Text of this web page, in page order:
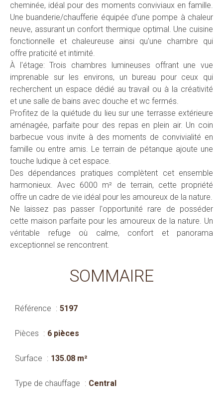
cheminée, idéal pour des moments conviviaux en famille.
Une buanderie/chaufferie équipée d'une pompe à chaleur
neuve, assurant un confort thermique optimal. Une cuisine
fonctionnelle et chaleureuse ainsi qu'une chambre qui
offre praticité et intimité.
À l'étage: Trois chambres lumineuses offrant une vue
imprenable sur les environs, un bureau pour ceux qui
recherchent un espace dédié au travail ou à la créativité
et une salle de bains avec douche et wc fermés.
Profitez de la quiétude du lieu sur une terrasse extérieure
aménagée, parfaite pour des repas en plein air. Un coin
barbecue vous invite à des moments de convivialité en
famille ou entre amis. Le terrain de pétanque ajoute une
touche ludique à cet espace.
Des dépendances pratiques complètent cet ensemble
harmonieux. Avec 6000 m² de terrain, cette propriété
offre un cadre de vie idéal pour les amoureux de la nature.
Ne laissez pas passer l'opportunité rare de posséder
cette maison parfaite pour les amoureux de la nature. Un
véritable refuge où calme, confort et panorama
exceptionnel se rencontrent.
SOMMAIRE
Référence 5197
Pièces 6 pièces
Surface 135.08 m²
Type de chauffage Central